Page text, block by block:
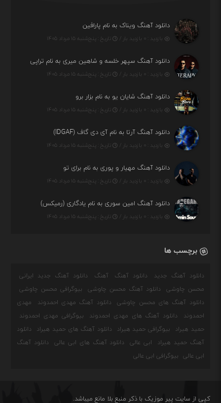
دانلود آهنگ ویناک به نام پارافین
بازدید : ۰ بازدید بار / تاریخ : پنج‌شنبه ۱۵ مرداد ۱۴۰۵
دانلود آهنگ سپهر خلسه و شاهین میری به نام تراپی
بازدید : ۰ بازدید بار / تاریخ : پنج‌شنبه ۱۵ مرداد ۱۴۰۵
دانلود آهنگ شایان یو به نام بزار برو
بازدید : ۰ بازدید بار / تاریخ : پنج‌شنبه ۱۵ مرداد ۱۴۰۵
دانلود آهنگ آرتا به نام آی دی گاف (IDGAF)
بازدید : ۰ بازدید بار / تاریخ : پنج‌شنبه ۱۵ مرداد ۱۴۰۵
دانلود آهنگ مهیار و پوری به نام برای تو
بازدید : ۰ بازدید بار / تاریخ : پنج‌شنبه ۱۵ مرداد ۱۴۰۵
دانلود آهنگ امین سوری به نام یادگاری (رمیکس)
بازدید : ۰ بازدید بار / تاریخ : پنج‌شنبه ۱۵ مرداد ۱۴۰۵
برچسب ها
دانلود آهنگ جدید دانلود آهنگ آهنگ
دانلود آهنگ جدید ایرانی
محسن چاوشی
دانلود آهنگ محسن چاوشی
بیوگرافی محسن چاوشی
دانلود آهنگ های محسن چاوشی
دانلود آهنگ مهدی احمدوند
مهدی
احمدوند
دانلود آهنگ های مهدی احمدوند
بیوگرافی مهدی احمدوند
حمید هیراد
بیوگرافی حمید هیراد دانلود آهنگ های حمید هیراد
دانلود
آهنگ حمید هیراد
ابی عالی دانلود آهنگ های ابی عالی
دانلود آهنگ
ابی عالی
بیوگرافی ابی عالی
کپی از سایت پیر موزیک با ذکر منبع بلا مانع میباشد.